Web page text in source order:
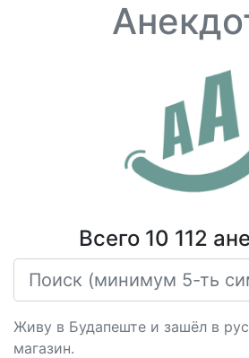
Всего 10 112
Живу в Будапеште и зашёл в
магазин.